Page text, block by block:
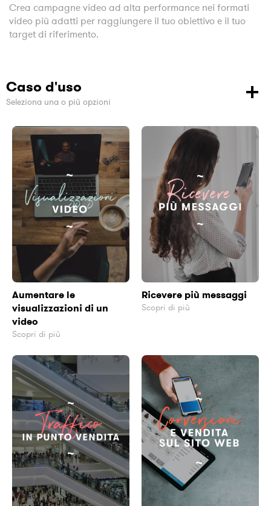
Crea campagne video ad alta performance nei formati
video più adatti per raggiungere il tuo obiettivo e il tuo
target di riferimento.
Caso d'uso
Seleziona una o più opzioni
Aumentare le
visualizzazioni di un
video
Scopri di più
Ricevere più messaggi
Scopri di più